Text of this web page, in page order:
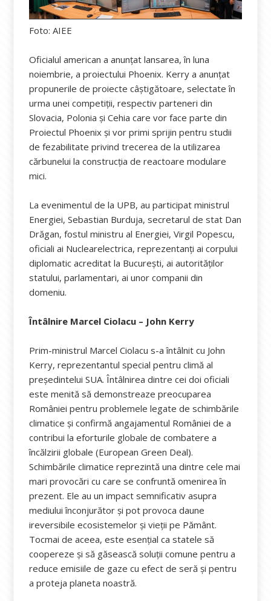
Foto: AIEE
Oficialul american a anunțat lansarea, în luna
noiembrie, a proiectului Phoenix. Kerry a anunțat
propunerile de proiecte câștigătoare, selectate în
urma unei competiții, respectiv parteneri din
Slovacia, Polonia și Cehia care vor face parte din
Proiectul Phoenix și vor primi sprijin pentru studii
de fezabilitate privind trecerea de la utilizarea
cărbunelui la construcția de reactoare modulare
mici.
La evenimentul de la UPB, au participat ministrul
Energiei, Sebastian Burduja, secretarul de stat Dan
Drăgan, fostul ministru al Energiei, Virgil Popescu,
oficiali ai Nuclearelectrica, reprezentanţi ai corpului
diplomatic acreditat la Bucureşti, ai autorităţilor
statului, parlamentari, ai unor companii din
domeniu.
Întâlnire Marcel Ciolacu – John Kerry
Prim-ministrul Marcel Ciolacu s-a întâlnit cu John
Kerry, reprezentantul special pentru climă al
președintelui SUA. Întâlnirea dintre cei doi oficiali
este menită să demonstreaze preocuparea
României pentru problemele legate de schimbările
climatice și confirmă angajamentul României de a
contribui la eforturile globale de combatere a
încălzirii globale (European Green Deal).
Schimbările climatice reprezintă una dintre cele mai
mari provocări cu care se confruntă omenirea în
prezent. Ele au un impact semnificativ asupra
mediului înconjurător și pot provoca daune
ireversibile ecosistemelor și vieții pe Pământ.
Tocmai de aceea, este esențial ca statele să
coopereze și să găsească soluții comune pentru a
reduce emisiile de gaze cu efect de seră și pentru
a proteja planeta noastră.